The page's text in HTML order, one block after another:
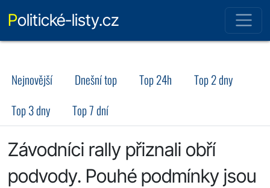
Politické-listy.cz
Nejnovější Dnešní top Top 24h
Top 2 dny
Top 3 dny
Top 7 dní
Závodníci rally přiznali obří
podvody. Pouhé podmínky jsou